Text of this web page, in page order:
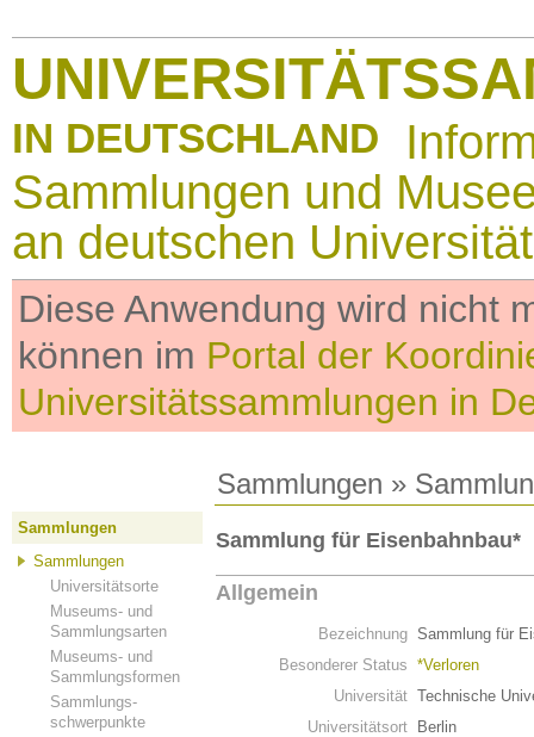
IN DEUTSCHLAND
Sammlungen und
an deutschen
Diese Anwendung wird nicht
können im Portal der
Universitätssammlungen in
Sammlungen »
Sammlungen
Sammlungen
Universitätsorte
Museums- und
Sammlungsarten
Museums- und
Sammlungsformen
Sammlungs-
schwerpunkte
Sammlung für Eisenbahnbau*
Allgemein
Bezeichnung Sammlung für
Besonderer Status *Verloren
Universität Technische
Universitätsort
Berlin